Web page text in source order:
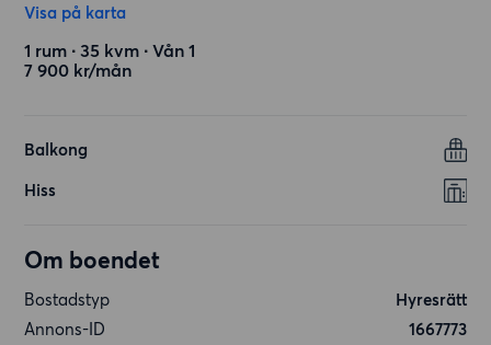
Visa på karta
1 rum ∙ 35 kvm ∙ Vån 1
7 900 kr/mån
Balkong
Hiss
Om boendet
Bostadstyp
Hyresrätt
Annons-ID
1667773